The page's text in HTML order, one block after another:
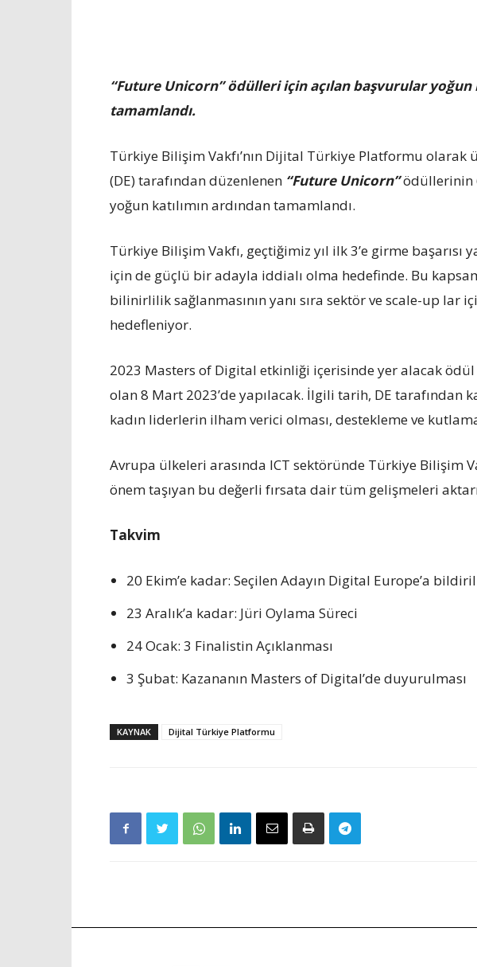
“Future Unicorn” ödülleri için açılan başvurular yoğun
tamamlandı.
Türkiye Bilişim Vakfı’nın Dijital Türkiye Platformu
(DE) tarafından düzenlenen “Future Unicorn”ödüllerinin
yoğun katılımın ardından tamamlandı.
Türkiye Bilişim Vakfı, geçtiğimiz yıl ilk 3’e girme başarısı
için de güçlü bir adayla iddialı olma hedefinde. Bu
bilinirlilik sağlanmasının yanı sıra sektör ve scale-up lar
hedefleniyor.
2023 Masters of Digital etkinliği içerisinde yer alacak
olan 8 Mart 2023’de yapılacak. İlgili tarih, DE tarafından
kadın liderlerin ilham verici olması, destekleme ve
Avrupa ülkeleri arasında ICT sektöründe Türkiye Bilişim
önem taşıyan bu değerli fırsata dair tüm gelişmeleri
Takvim
20 Ekim’e kadar: Seçilen Adayın Digital Europe’a
23 Aralık’a kadar: Jüri Oylama Süreci
24 Ocak: 3 Finalistin Açıklanması
3 Şubat: Kazananın Masters of Digital’de duyurulması
KAYNAK Dijital Türkiye Platformu